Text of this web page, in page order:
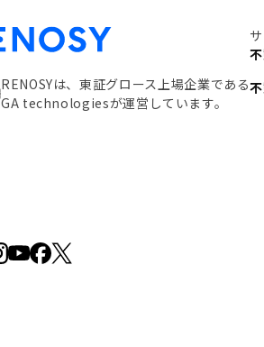
RENOSYは、東証グロース上場企業である
GA technologiesが運営しています。